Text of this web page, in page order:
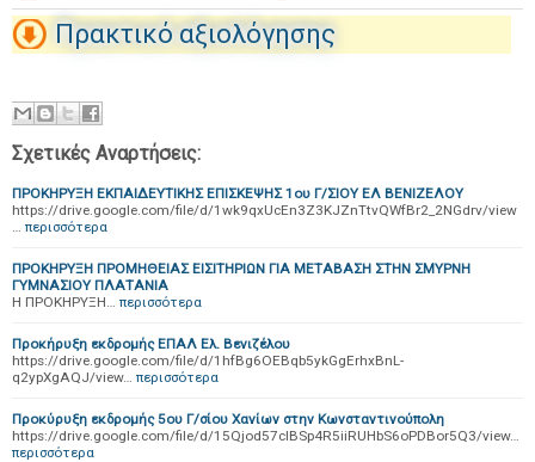
Πρακτικό αξιολόγησης
Σχετικές Αναρτήσεις:
ΠΡΟΚΗΡΥΞΗ ΕΚΠΑΙΔΕΥΤΙΚΗΣ ΕΠΙΣΚΕΨΗΣ 1ου Γ/ΣΙΟΥ ΕΛ ΒΕΝΙΖΕΛΟΥ
https://drive.google.com/file/d/1wk9qxUcEn3Z3KJZnTtvQWfBr2_2NGdrv/view
… περισσότερα
ΠΡΟΚΗΡΥΞΗ ΠΡΟΜΗΘΕΙΑΣ ΕΙΣΙΤΗΡΙΩΝ ΓΙΑ ΜΕΤΑΒΑΣΗ ΣΤΗΝ ΣΜΥΡΝΗ
ΓΥΜΝΑΣΙΟΥ ΠΛΑΤΑΝΙΑ
Η ΠΡΟΚΗΡΥΞΗ… περισσότερα
Προκήρυξη εκδρομής ΕΠΑΛ Ελ. Βενιζέλου
https://drive.google.com/file/d/1hfBg6OEBqb5ykGgErhxBnL-
q2ypXgAQJ/view… περισσότερα
Προκύρυξη εκδρομής 5ου Γ/σίου Χανίων στην Κωνσταντινούπολη
https://drive.google.com/file/d/15Qjod57cIBSp4R5iiRUHbS6oPDBor5Q3/view…
περισσότερα